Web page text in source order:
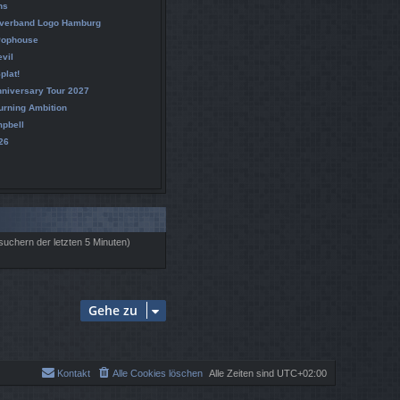
Logo Hamburg
Tour 2027
Ambition
der letzten 5 Minuten)
Gehe zu
Alle Zeiten sind UTC+02:00
Alle Cookies löschen
Kontakt